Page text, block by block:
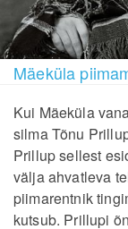
Mäeküla
Kui Mäeküla
silma Tõnu
Prillup sellest
välja ahvatleva
piimarentnik
kutsub. Prillupi